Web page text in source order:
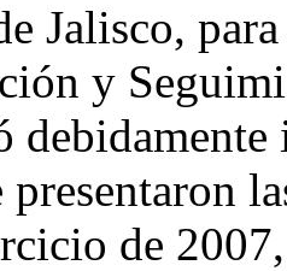
Jalisco,
y
presentaron
de